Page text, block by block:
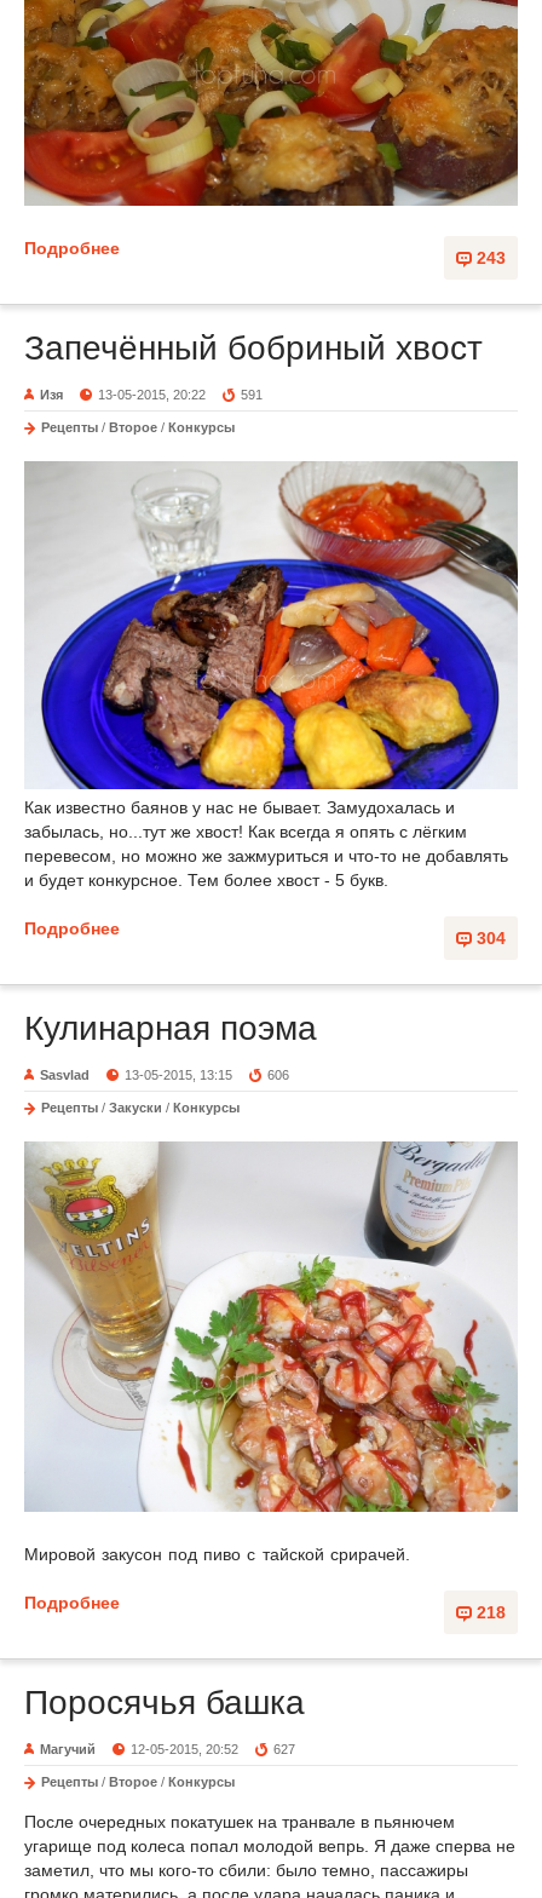
243
Подробнее
Запечённый бобриный хвост
Изя 13-05-2015, 20:22 591
Рецепты / Второе / Конкурсы
Как известно баянов у нас не бывает. Замудохалась и
забылась, но...тут же хвост! Как всегда я опять с лёгким
перевесом, но можно же зажмуриться и что-то не добавлять
и будет конкурсное. Тем более хвост - 5 букв.
304
Подробнее
Кулинарная поэма
Sasvlad 13-05-2015, 13:15 606
Рецепты / Закуски / Конкурсы
Мировой закусон под пиво с тайской срирачей.
218
Подробнее
Поросячья башка
Магучий 12-05-2015, 20:52 627
Рецепты / Второе / Конкурсы
После очередных покатушек на транвале в пьянючем
угарище под колеса попал молодой вепрь. Я даже сперва не
заметил, что мы кого-то сбили: было темно, пассажиры